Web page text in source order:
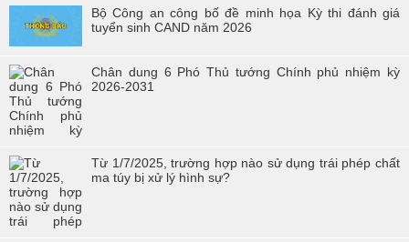
đoàn tại Hội thi “Đoàn viên Công đoàn Tổng cục Chính trị CAND
học tập và làm theo tư tưởng, đạo đức, phong cách Hồ Chí Minh” -
khu vực phía Bắc
Hội thi “Người chiến sĩ Cảnh sát thanh lịch, tài năng” lần thứ 2 năm
2017.
Bộ Công an công bố đề minh họa Kỳ thi đánh giá
tuyển sinh CAND năm 2026
Chân dung 6 Phó Thủ tướng Chính phủ nhiệm kỳ
2026-2031
Từ 1/7/2025, trường hợp nào sử dụng trái phép chất
ma túy bị xử lý hình sự?